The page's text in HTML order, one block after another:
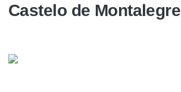
Castelo de Montalegre